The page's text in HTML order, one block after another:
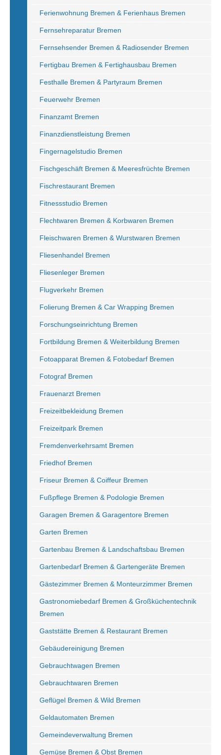
Ferienwohnung Bremen & Ferienhaus Bremen
Fernsehreparatur Bremen
Fernsehsender Bremen & Radiosender Bremen
Fertigbau Bremen & Fertighausbau Bremen
Festhalle Bremen & Partyraum Bremen
Feuerwehr Bremen
Finanzamt Bremen
Finanzdienstleistung Bremen
Fingernagelstudio Bremen
Fischgeschäft Bremen & Meeresfrüchte Bremen
Fischrestaurant Bremen
Fitnessstudio Bremen
Flechtwaren Bremen & Korbwaren Bremen
Fleischwaren Bremen & Wurstwaren Bremen
Fliesenhandel Bremen
Fliesenleger Bremen
Flugverkehr Bremen
Folierung Bremen & Car Wrapping Bremen
Forschungseinrichtung Bremen
Fortbildung Bremen & Weiterbildung Bremen
Fotoapparat Bremen & Fotobedarf Bremen
Fotograf Bremen
Frauenarzt Bremen
Freizeitbekleidung Bremen
Freizeitpark Bremen
Fremdenverkehrsamt Bremen
Friedhof Bremen
Friseur Bremen & Coiffeur Bremen
Fußpflege Bremen & Podologie Bremen
Garagen Bremen & Garagentore Bremen
Garten Bremen
Gartenbau Bremen & Landschaftsbau Bremen
Gartenbedarf Bremen & Gartengeräte Bremen
Gästezimmer Bremen & Monteurzimmer Bremen
Gastronomiebedarf Bremen & Großküchentechnik
Bremen
Gaststätte Bremen & Restaurant Bremen
Gebäudereinigung Bremen
Gebrauchtwagen Bremen
Gebrauchtwaren Bremen
Geflügel Bremen & Wild Bremen
Geldautomaten Bremen
Gemeindeverwaltung Bremen
Gemüse Bremen & Obst Bremen